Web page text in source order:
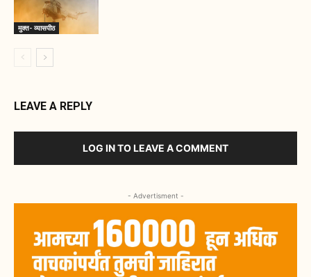
मुक्त- व्यासपीठ
LEAVE A REPLY
LOG IN TO LEAVE A COMMENT
- Advertisment -